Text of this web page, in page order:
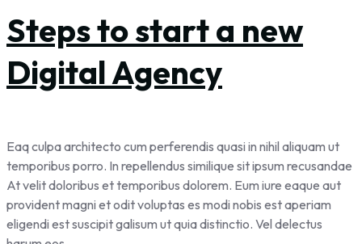
Steps to start a new
Digital Agency
Eaq culpa architecto cum perferendis quasi in nihil aliquam ut
temporibus porro. In repellendus similique sit ipsum recusandae
At velit doloribus et temporibus dolorem. Eum iure eaque aut
provident magni et odit voluptas es modi nobis est aperiam
eligendi est suscipit galisum ut quia distinctio. Vel delectus